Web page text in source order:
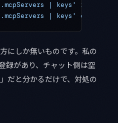
| keys' ide-app/
| keys' chat-app/
にしか無いものです。私の
録があり、チャット側は空
だと分かるだけで、対処の